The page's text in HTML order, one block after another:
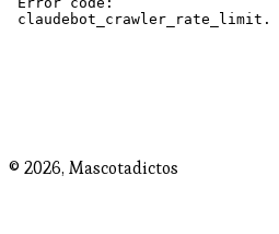
© 2026, Mascotadictos